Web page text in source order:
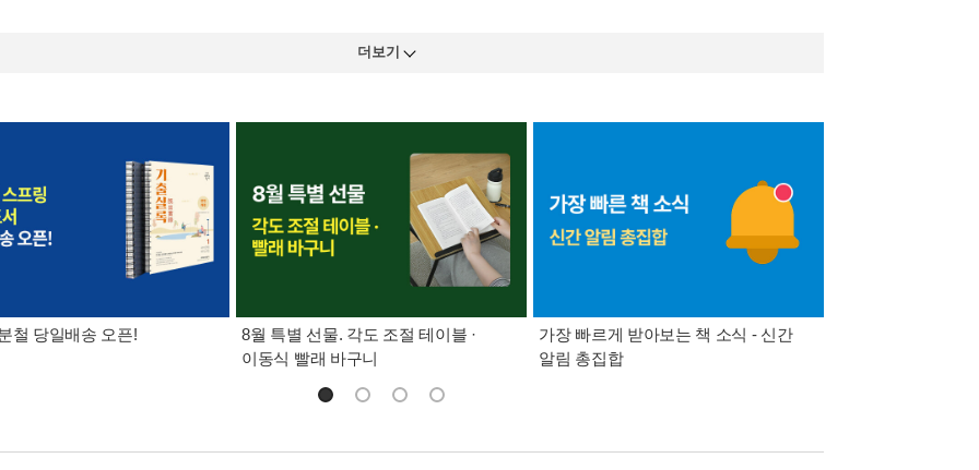
더보기
철 당일배송 오픈!
8월 특별 선물. 각도 조절 테이블 ·
이동식 빨래 바구니
가장 빠르게 받아보는 책 소식 - 신간
알림 총집합